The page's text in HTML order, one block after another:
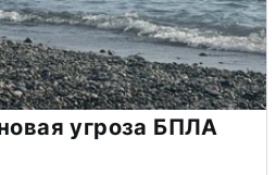
угроза БПЛА